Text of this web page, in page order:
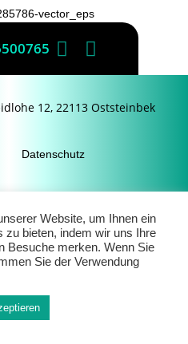
vector_eps
vector_eps
12, 22113 Oststeinbek
Datenschutz
Website, um Ihnen ein
zu bieten, indem wir uns Ihre
Besuche merken. Wenn Sie
Sie der Verwendung